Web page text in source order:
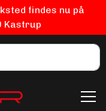
findes nu på
Kastrup